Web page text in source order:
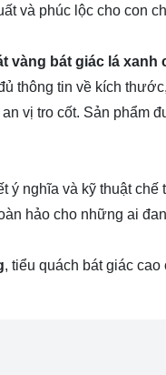
và phúc lộc cho con
vàng bát giác lá xanh
thông tin về kích
vị tro cốt. Sản phẩm
ý nghĩa và kỹ thuật chế
hảo cho những ai
, tiểu quách bát giác